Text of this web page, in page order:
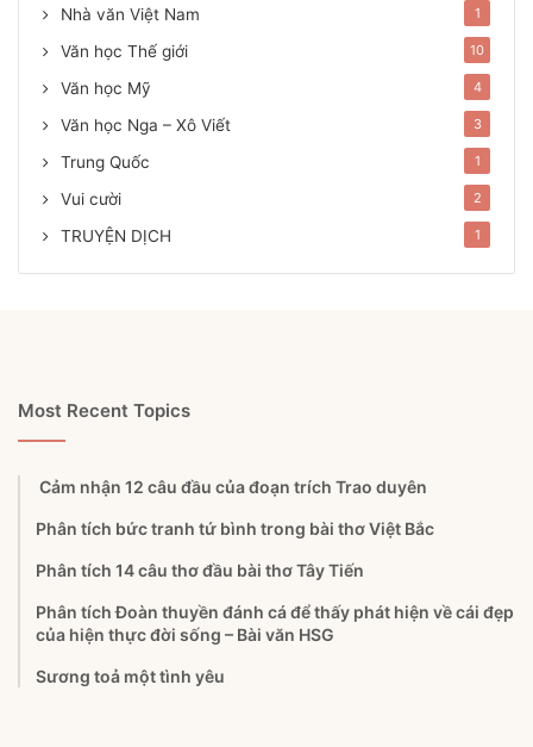
Nhà văn Việt Nam 1
Văn học Thế giới 10
Văn học Mỹ 4
Văn học Nga – Xô Viết 3
Trung Quốc 1
Vui cười 2
TRUYỆN DỊCH 1
Most Recent Topics
Cảm nhận 12 câu đầu của đoạn trích Trao duyên
Phân tích bức tranh tứ bình trong bài thơ Việt Bắc
Phân tích 14 câu thơ đầu bài thơ Tây Tiến
Phân tích Đoàn thuyền đánh cá để thấy phát hiện về cái đẹp
của hiện thực đời sống – Bài văn HSG
Sương toả một tình yêu